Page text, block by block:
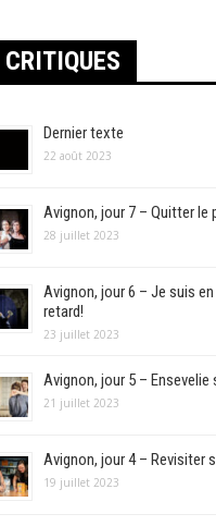
CRITIQUES
Dernier texte
22 août 2023
Avignon, jour 7 – Quitter le
28 juillet 2023
Avignon, jour 6 – Je suis
retard!
23 juillet 2023
Avignon, jour 5 – Ensevelie
21 juillet 2023
Avignon, jour 4 – Revisiter
19 juillet 2023